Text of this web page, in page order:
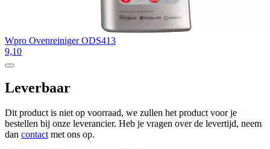
Wpro Ovenreiniger ODS413
9,10
Leverbaar
Dit product is niet op voorraad, we zullen het product voor je
bestellen bij onze leverancier. Heb je vragen over de levertijd, neem
dan contactmet ons op.